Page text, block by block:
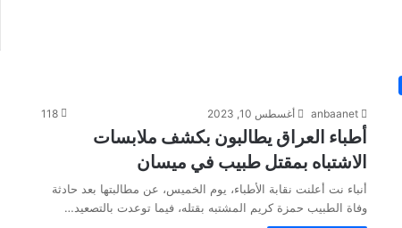
anbaanet أغسطس 10, 2023 118
أطباء العراق يطالبون بكشف ملابسات
الاشتباه بمقتل طبيب في ميسان
أنباء نت أعلنت نقابة الأطباء، يوم الخميس، عن مطالبتها بعد حادثة
وفاة الطبيب حمزة كريم المشتبه بقتله، فيما توعدت بالتصعيد…